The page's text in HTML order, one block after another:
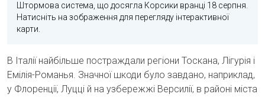
Штормова система, що досягла Корсики вранці 18 серпня.
Натисніть на зображення для перегляду інтерактивної
карти.
В Італії найбільше постраждали регіони Тоскана, Лігурія і
Емілія-Романья. Значної шкоди було завдано, наприклад,
у Флоренції, Луцці й на узбережжі Версилії, в районі міста